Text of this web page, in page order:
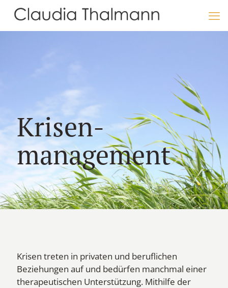
Krisen­
management
Krisen treten in privaten und beruflichen
Beziehungen auf und bedürfen manchmal einer
therapeutischen Unterstützung. Mithilfe der